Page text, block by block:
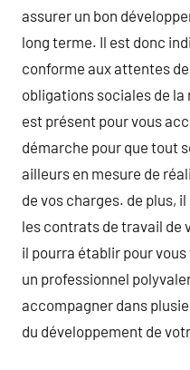
assurer un bon
long terme. Il est donc
conforme aux attentes
obligations sociales de
est présent pour vous
démarche pour que tout
ailleurs en mesure de
de vos charges. de plus,
les contrats de travail de
il pourra établir pour vous
un professionnel
accompagner dans
du développement de